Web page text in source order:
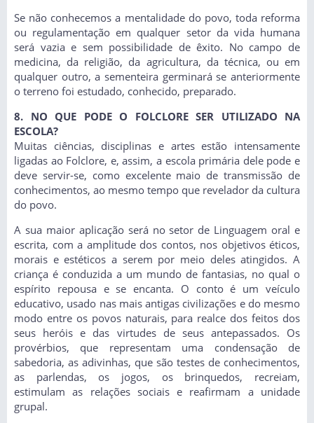
Se não conhecemos a mentalidade do povo, toda reforma
ou regulamentação em qualquer setor da vida humana
será vazia e sem possibilidade de êxito. No campo de
medicina, da religião, da agricultura, da técnica, ou em
qualquer outro, a sementeira germinará se anteriormente
o terreno foi estudado, conhecido, preparado.
8. NO QUE PODE O FOLCLORE SER UTILIZADO NA
ESCOLA?
Muitas ciências, disciplinas e artes estão intensamente
ligadas ao Folclore, e, assim, a escola primária dele pode e
deve servir-se, como excelente maio de transmissão de
conhecimentos, ao mesmo tempo que revelador da cultura
do povo.
A sua maior aplicação será no setor de Linguagem oral e
escrita, com a amplitude dos contos, nos objetivos éticos,
morais e estéticos a serem por meio deles atingidos. A
criança é conduzida a um mundo de fantasias, no qual o
espírito repousa e se encanta. O conto é um veículo
educativo, usado nas mais antigas civilizações e do mesmo
modo entre os povos naturais, para realce dos feitos dos
seus heróis e das virtudes de seus antepassados. Os
provérbios, que representam uma condensação de
sabedoria, as adivinhas, que são testes de conhecimentos,
as parlendas, os jogos, os brinquedos, recreiam,
estimulam as relações sociais e reafirmam a unidade
grupal.